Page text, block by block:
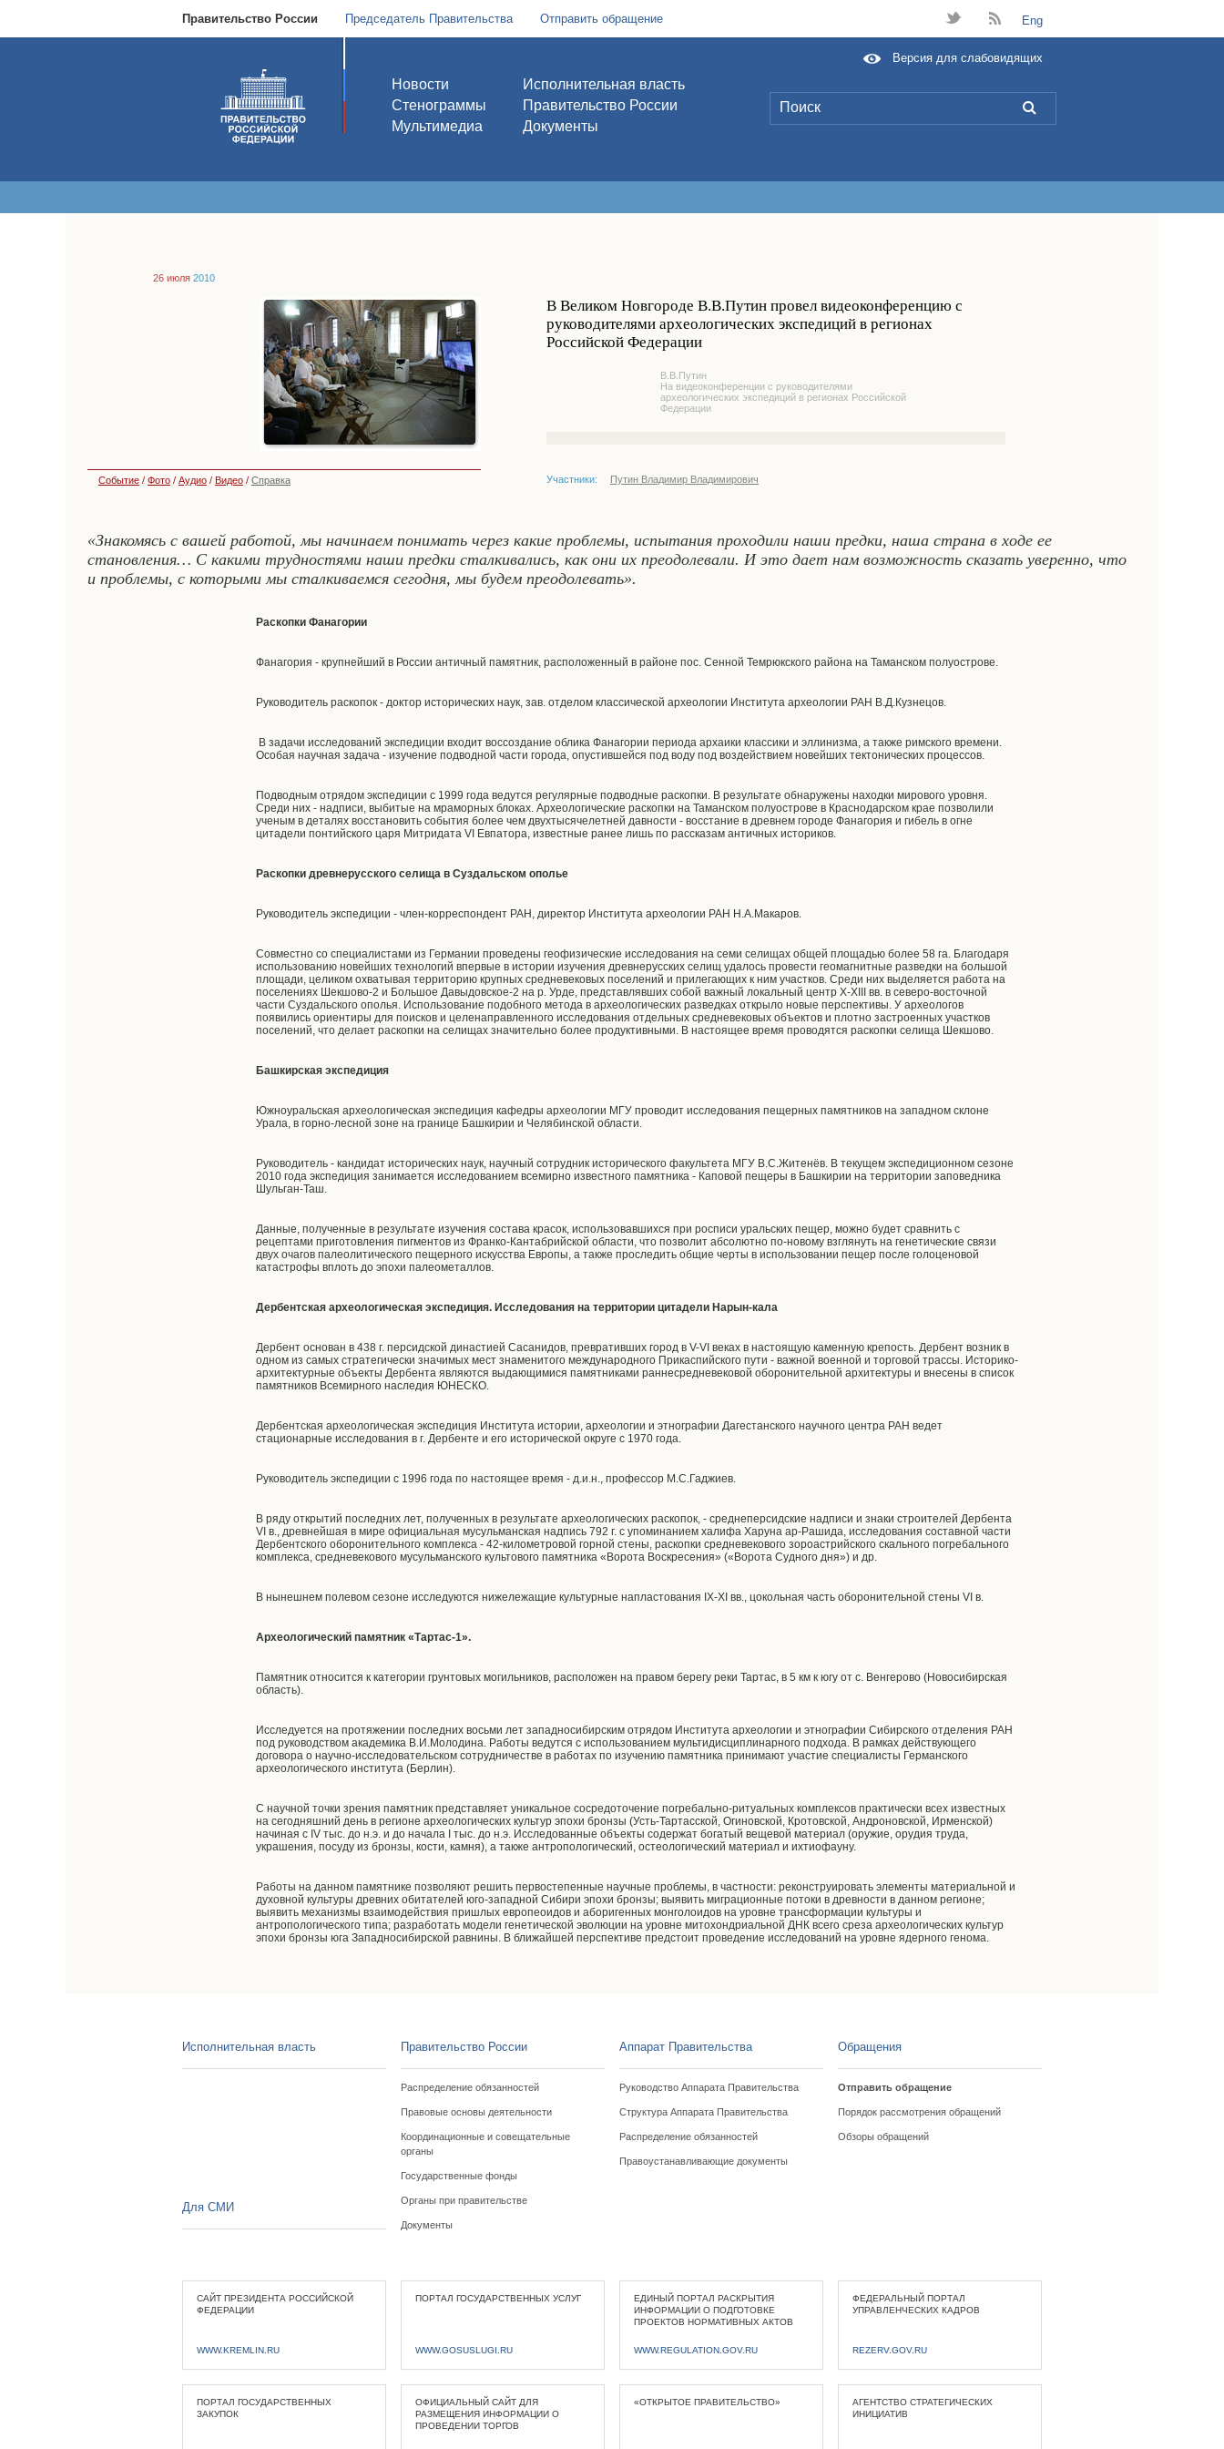
Правительство России Председатель Правительства Отправить обращение t B Eng
Новости
Стенограммы
Мультимедиа
Исполнительная власть
Правительство России
Документы
L
Версия для слабовидящих
26 июля 2010
В Великом Новгороде В.В.Путин провел видеоконференцию с
руководителями археологических экспедиций в регионах
Российской Федерации
В.В.Путин
На видеоконференции с руководителями
археологических экспедиций в регионах Российской
Федерации
Событие / Фото / Аудио / Видео / Справка Участники: Путин Владимир Владимирович
«Знакомясь с вашей работой, мы начинаем понимать через какие проблемы, испытания проходили наши предки, наша страна в ходе ее
становления… С какими трудностями наши предки сталкивались, как они их преодолевали. И это дает нам возможность сказать уверенно, что
и проблемы, с которыми мы сталкиваемся сегодня, мы будем преодолевать».
Раскопки Фанагории
Фанагория - крупнейший в России античный памятник, расположенный в районе пос. Сенной Темрюкского района на Таманском полуострове.
Руководитель раскопок - доктор исторических наук, зав. отделом классической археологии Института археологии РАН В.Д.Кузнецов.
В задачи исследований экспедиции входит воссоздание облика Фанагории периода архаики классики и эллинизма, а также римского времени.
Особая научная задача - изучение подводной части города, опустившейся под воду под воздействием новейших тектонических процессов.
Подводным отрядом экспедиции с 1999 года ведутся регулярные подводные раскопки. В результате обнаружены находки мирового уровня.
Среди них - надписи, выбитые на мраморных блоках. Археологические раскопки на Таманском полуострове в Краснодарском крае позволили
ученым в деталях восстановить события более чем двухтысячелетней давности - восстание в древнем городе Фанагория и гибель в огне
цитадели понтийского царя Митридата VI Евпатора, известные ранее лишь по рассказам античных историков.
Раскопки древнерусского селища в Суздальском ополье
Руководитель экспедиции - член-корреспондент РАН, директор Института археологии РАН Н.А.Макаров.
Совместно со специалистами из Германии проведены геофизические исследования на семи селищах общей площадью более 58 га. Благодаря
использованию новейших технологий впервые в истории изучения древнерусских селищ удалось провести геомагнитные разведки на большой
площади, целиком охватывая территорию крупных средневековых поселений и прилегающих к ним участков. Среди них выделяется работа на
поселениях Шекшово-2 и Большое Давыдовское-2 на р. Урде, представлявших собой важный локальный центр X-XIII вв. в северо-восточной
части Суздальского ополья. Использование подобного метода в археологических разведках открыло новые перспективы. У археологов
появились ориентиры для поисков и целенаправленного исследования отдельных средневековых объектов и плотно застроенных участков
поселений, что делает раскопки на селищах значительно более продуктивными. В настоящее время проводятся раскопки селища Шекшово.
Башкирская экспедиция
Южноуральская археологическая экспедиция кафедры археологии МГУ проводит исследования пещерных памятников на западном склоне
Урала, в горно-лесной зоне на границе Башкирии и Челябинской области.
Руководитель - кандидат исторических наук, научный сотрудник исторического факультета МГУ B.C.Житенёв. В текущем экспедиционном сезоне
2010 года экспедиция занимается исследованием всемирно известного памятника - Каповой пещеры в Башкирии на территории заповедника
Шульган-Таш.
Данные, полученные в результате изучения состава красок, использовавшихся при росписи уральских пещер, можно будет сравнить с
рецептами приготовления пигментов из Франко-Кантабрийской области, что позволит абсолютно по-новому взглянуть на генетические связи
двух очагов палеолитического пещерного искусства Европы, а также проследить общие черты в использовании пещер после голоценовой
катастрофы вплоть до эпохи палеометаллов.
Дербентская археологическая экспедиция. Исследования на территории цитадели Нарын-кала
Дербент основан в 438 г. персидской династией Сасанидов, превративших город в V-VI веках в настоящую каменную крепость. Дербент возник в
одном из самых стратегически значимых мест знаменитого международного Прикаспийского пути - важной военной и торговой трассы. Историко-
архитектурные объекты Дербента являются выдающимися памятниками раннесредневековой оборонительной архитектуры и внесены в список
памятников Всемирного наследия ЮНЕСКО.
Дербентская археологическая экспедиция Института истории, археологии и этнографии Дагестанского научного центра РАН ведет
стационарные исследования в г. Дербенте и его исторической округе с 1970 года.
Руководитель экспедиции с 1996 года по настоящее время - д.и.н., профессор М.С.Гаджиев.
В ряду открытий последних лет, полученных в результате археологических раскопок, - среднеперсидские надписи и знаки строителей Дербента
VI в., древнейшая в мире официальная мусульманская надпись 792 г. с упоминанием халифа Харуна ар-Рашида, исследования составной части
Дербентского оборонительного комплекса - 42-километровой горной стены, раскопки средневекового зороастрийского скального погребального
комплекса, средневекового мусульманского культового памятника «Ворота Воскресения» («Ворота Судного дня») и др.
В нынешнем полевом сезоне исследуются нижележащие культурные напластования IX-XI вв., цокольная часть оборонительной стены VI в.
Археологический памятник «Тартас-1».
Памятник относится к категории грунтовых могильников, расположен на правом берегу реки Тартас, в 5 км к югу от с. Венгерово (Новосибирская
область).
Исследуется на протяжении последних восьми лет западносибирским отрядом Института археологии и этнографии Сибирского отделения РАН
под руководством академика В.И.Молодина. Работы ведутся с использованием мультидисциплинарного подхода. В рамках действующего
договора о научно-исследовательском сотрудничестве в работах по изучению памятника принимают участие специалисты Германского
археологического института (Берлин).
С научной точки зрения памятник представляет уникальное сосредоточение погребально-ритуальных комплексов практически всех известных
на сегодняшний день в регионе археологических культур эпохи бронзы (Усть-Тартасской, Огиновской, Кротовской, Андроновской, Ирменской)
начиная с IV тыс. до н.э. и до начала I тыс. до н.э. Исследованные объекты содержат богатый вещевой материал (оружие, орудия труда,
украшения, посуду из бронзы, кости, камня), а также антропологический, остеологический материал и ихтиофауну.
Работы на данном памятнике позволяют решить первостепенные научные проблемы, в частности: реконструировать элементы материальной и
духовной культуры древних обитателей юго-западной Сибири эпохи бронзы; выявить миграционные потоки в древности в данном регионе;
выявить механизмы взаимодействия пришлых европеоидов и аборигенных монголоидов на уровне трансформации культуры и
антропологического типа; разработать модели генетической эволюции на уровне митохондриальной ДНК всего среза археологических культур
эпохи бронзы юга Западносибирской равнины. В ближайшей перспективе предстоит проведение исследований на уровне ядерного генома.
Исполнительная власть Правительство России
Распределение обязанностей
Правовые основы деятельности
Координационные и совещательные
органы
Государственные фонды
Органы при правительстве
Документы
Аппарат Правительства
Руководство Аппарата Правительства
Структура Аппарата Правительства
Распределение обязанностей
Правоустанавливающие документы
Обращения
Отправить обращение
Порядок рассмотрения обращений
Обзоры обращений
Для СМИ
САЙТ ПРЕЗИДЕНТА РОССИЙСКОЙ
ФЕДЕРАЦИИ
WWW.KREMLIN.RU
ПОРТАЛ ГОСУДАРСТВЕННЫХ УСЛУГ
WWW.GOSUSLUGI.RU
ЕДИНЫЙ ПОРТАЛ РАСКРЫТИЯ
ИНФОРМАЦИИ О ПОДГОТОВКЕ
ПРОЕКТОВ НОРМАТИВНЫХ АКТОВ
WWW.REGULATION.GOV.RU
ФЕДЕРАЛЬНЫЙ ПОРТАЛ
УПРАВЛЕНЧЕСКИХ КАДРОВ
REZERV.GOV.RU
ПОРТАЛ ГОСУДАРСТВЕННЫХ
ЗАКУПОК
ОФИЦИАЛЬНЫЙ САЙТ ДЛЯ
РАЗМЕЩЕНИЯ ИНФОРМАЦИИ О
ПРОВЕДЕНИИ ТОРГОВ
«ОТКРЫТОЕ ПРАВИТЕЛЬСТВО»
АГЕНТСТВО СТРАТЕГИЧЕСКИХ
ИНИЦИАТИВ